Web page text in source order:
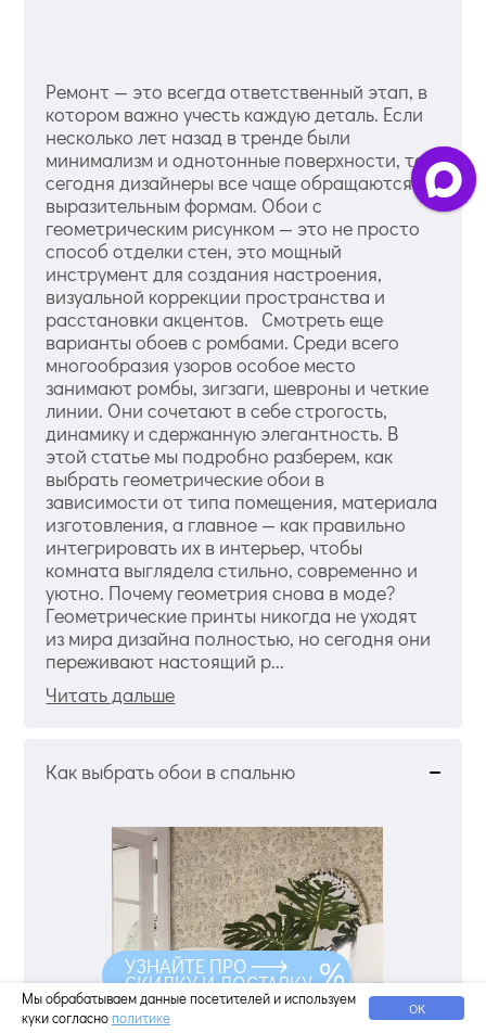
Ремонт — это всегда ответственный этап, в
котором важно учесть каждую деталь. Если
несколько лет назад в тренде были
минимализм и однотонные поверхности, то
сегодня дизайнеры все чаще обращаются к
выразительным формам. Обои с
геометрическим рисунком — это не просто
способ отделки стен, это мощный
инструмент для создания настроения,
визуальной коррекции пространства и
расстановки акцентов. Смотреть еще
варианты обоев с ромбами. Среди всего
многообразия узоров особое место
занимают ромбы, зигзаги, шевроны и четкие
линии. Они сочетают в себе строгость,
динамику и сдержанную элегантность. В
этой статье мы подробно разберем, как
выбрать геометрические обои в
зависимости от типа помещения, материала
изготовления, а главное — как правильно
интегрировать их в интерьер, чтобы
комната выглядела стильно, современно и
уютно. Почему геометрия снова в моде?
Геометрические принты никогда не уходят
из мира дизайна полностью, но сегодня они
переживают настоящий р...
Читать дальше
Как выбрать обои в спальню
Мы обрабатываем данные посетителей и используем
куки согласно политике ОК
УЗНАЙТЕ ПРО
СКИДКУ И ДОСТАВКУ